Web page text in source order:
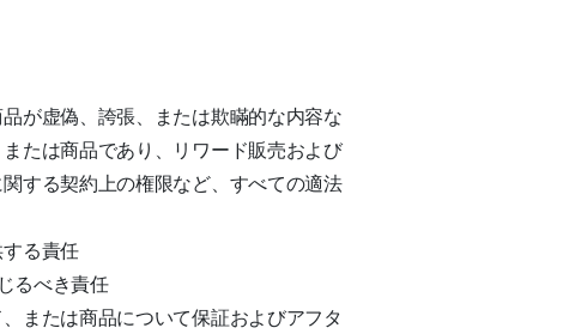
が虚偽、誇張、または欺瞞的な内容な
たは商品であり、リワード販売および
する契約上の権限など、すべての適法
る責任
るべき責任
または商品について保証およびアフタ